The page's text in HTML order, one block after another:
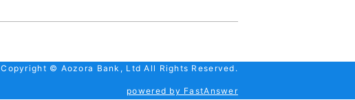
Copyright © Aozora Bank, Ltd All Rights Reserved.
powered by FastAnswer